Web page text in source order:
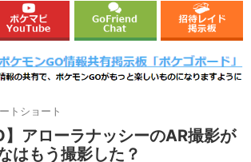
トショート
】アローラナッシーのAR撮影が
はもう撮影した？